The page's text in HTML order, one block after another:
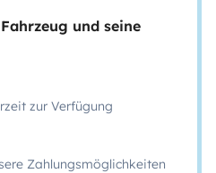
und seine
zur Verfügung
Zahlungsmöglichkeiten